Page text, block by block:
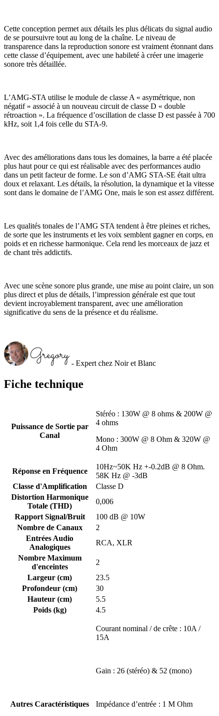
Fiche technique
Puissance de Sortie par
Canal
Stéréo : 130W @ 8 ohms & 200W @
4 ohms
Mono : 300W @ 8 Ohm & 320W @
4 Ohm
Réponse en Fréquence
10Hz~50K Hz +-0.2dB @ 8 Ohm.
58K Hz @ -3dB
Classe d'Amplification
Classe D
Distortion Harmonique
Totale (THD)
0,006
Rapport Signal/Bruit
100 dB @ 10W
Nombre de Canaux
2
Entrées Audio
Analogiques
RCA, XLR
Nombre Maximum
d'enceintes
2
Largeur (cm)
23.5
Profondeur (cm)
30
Hauteur (cm)
5.5
Poids (kg)
4.5
Autres Caractéristiques
Courant nominal / de crête : 10A /
15A
Gain : 26 (stéréo) & 52 (mono)
Impédance d’entrée : 1 M Ohm
Cette conception permet aux détails les plus délicats du signal audio
de se poursuivre tout au long de la chaîne. Le niveau de
transparence dans la reproduction sonore est vraiment étonnant dans
cette classe d’équipement, avec une habileté à créer une imagerie
sonore très détaillée.
L’AMG-STA utilise le module de classe A « asymétrique, non
négatif » associé à un nouveau circuit de classe D « double
rétroaction ». La fréquence d’oscillation de classe D est passée à 700
kHz, soit 1,4 fois celle du STA-9.
Avec des améliorations dans tous les domaines, la barre a été placée
plus haut pour ce qui est réalisable avec des performances audio
dans un petit facteur de forme. Le son d’AMG STA-SE était ultra
doux et relaxant. Les détails, la résolution, la dynamique et la vitesse
sont dans le domaine de l’AMG One, mais le son est assez différent.
Les qualités tonales de l’AMG STA tendent à être pleines et riches,
de sorte que les instruments et les voix semblent gagner en corps, en
poids et en richesse harmonique. Cela rend les morceaux de jazz et
de chant très addictifs.
Avec une scène sonore plus grande, une mise au point claire, un son
plus direct et plus de détails, l’impression générale est que tout
devient incroyablement transparent, avec une amélioration
significative du sens de la présence et du réalisme.
- Expert chez Noir et Blanc